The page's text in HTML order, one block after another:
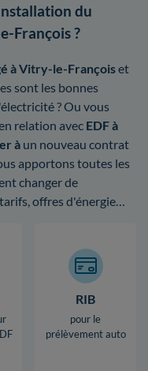
du
François ?
à Vitry-le-Françoiset
sont les bonnes
? Ou vous
relation avec EDF à
à un nouveau contrat
apportons toutes les
changer de
offres d'énergie…
RIB
pour le
prélèvement auto